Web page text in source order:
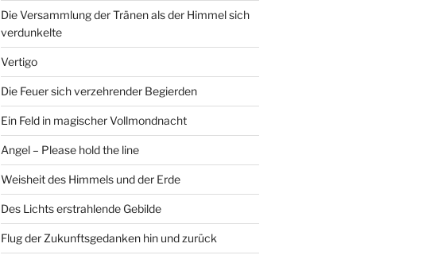
Die Versammlung der Tränen als der Himmel sich
verdunkelte
Vertigo
Die Feuer sich verzehrender Begierden
Ein Feld in magischer Vollmondnacht
Angel – Please hold the line
Weisheit des Himmels und der Erde
Des Lichts erstrahlende Gebilde
Flug der Zukunftsgedanken hin und zurück